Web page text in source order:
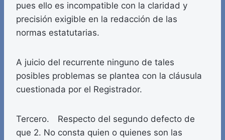
pues ello es incompatible con la claridad y
precisión exigible en la redacción de las
normas estatutarias.
A juicio del recurrente ninguno de tales
posibles problemas se plantea con la cláusula
cuestionada por el Registrador.
Tercero. Respecto del segundo defecto de
que 2. No consta quien o quienes son las